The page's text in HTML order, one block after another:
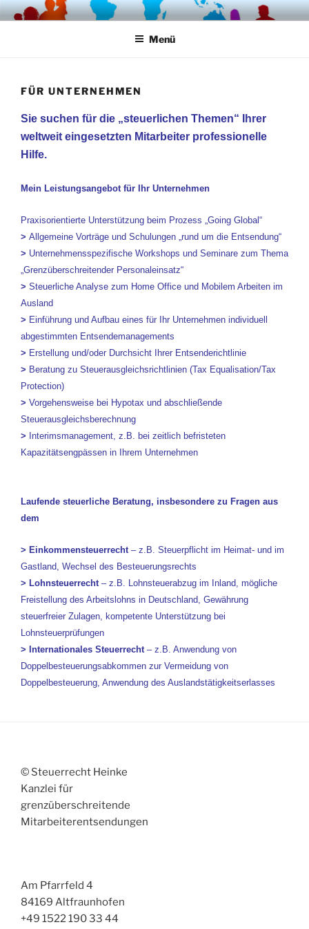
Zum
InhaltSTEUERRECHT HEINKE
Menü
FÜR UNTERNEHMEN
Sie suchen für die „steuerlichen Themen“ Ihrer
weltweit eingesetzten Mitarbeiter professionelle
Hilfe.
Mein Leistungsangebot für Ihr Unternehmen
Praxisorientierte Unterstützung beim Prozess „Going Global“
> Allgemeine Vorträge und Schulungen „rund um die Entsendung“
> Unternehmensspezifische Workshops und Seminare zum Thema
„Grenzüberschreitender Personaleinsatz“
> Steuerliche Analyse zum Home Office und Mobilem Arbeiten im
Ausland
> Einführung und Aufbau eines für Ihr Unternehmen individuell
abgestimmten Entsendemanagements
> Erstellung und/oder Durchsicht Ihrer Entsenderichtlinie
> Beratung zu Steuerausgleichsrichtlinien (Tax Equalisation/Tax
Protection)
> Vorgehensweise bei Hypotax und abschließende
Steuerausgleichsberechnung
> Interimsmanagement, z.B. bei zeitlich befristeten
Kapazitätsengpässen in Ihrem Unternehmen
Laufende steuerliche Beratung, insbesondere zu Fragen aus
dem
> Einkommensteuerrecht– z.B. Steuerpflicht im Heimat- und im
Gastland, Wechsel des Besteuerungsrechts
> Lohnsteuerrecht – z.B. Lohnsteuerabzug im Inland, mögliche
Freistellung des Arbeitslohns in Deutschland, Gewährung
steuerfreier Zulagen, kompetente Unterstützung bei
Lohnsteuerprüfungen
> Internationales Steuerrecht – z.B. Anwendung von
Doppelbesteuerungsabkommen zur Vermeidung von
Doppelbesteuerung, Anwendung des Auslandstätigkeitserlasses
© Steuerrecht Heinke
Kanzlei für
grenzüberschreitende
Mitarbeiterentsendungen
Am Pfarrfeld 4
84169 Altfraunhofen
+49 1522 190 33 44